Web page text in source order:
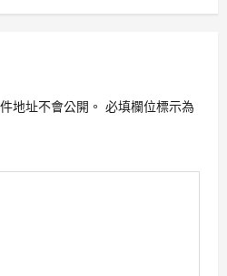
地址不會公開。 必填欄位標示為